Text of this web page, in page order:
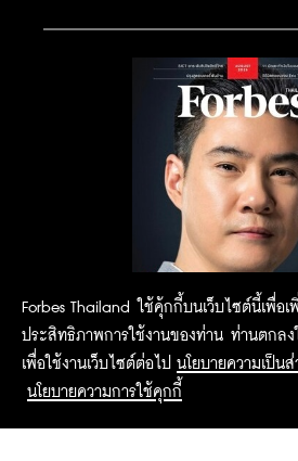
Forbes Thailand ใช้คุ้กกี้บนเว็บไซต์นี้เพื่อเ
ประสิทธิภาพการใช้งานของท่าน ท่านตกลง
เพื่อใช้งานเว็บไซต์ต่อไป นโยบายความเป็น
นโยบายความการใช้คุกกี้
2015 Forbesthailand.com ALL